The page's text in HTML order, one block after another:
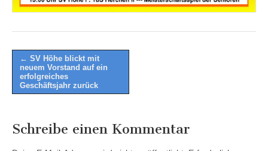
Post
navigation
← SV Höhe blickt mit
neuem Vorstand auf ein
erfolgreiches
Geschäftsjahr zurück
Schreibe einen Kommentar